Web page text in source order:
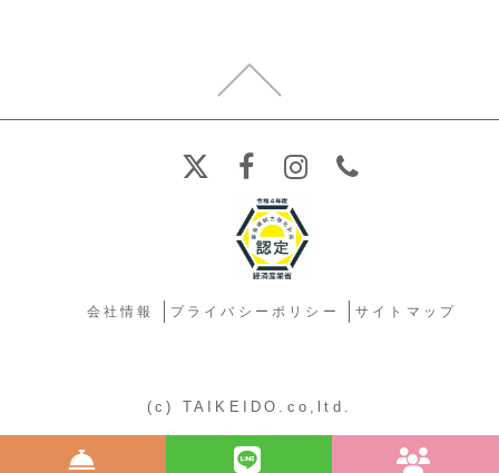
会社情報 プライバシーポリシー サイトマップ
(c) TAIKEIDO.co,ltd.